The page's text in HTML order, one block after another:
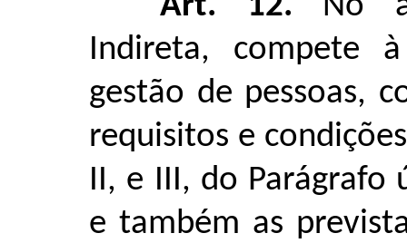
Indireta, compete
gestão de pessoas,
requisitos e
II, e III, do Parágrafo
e também as